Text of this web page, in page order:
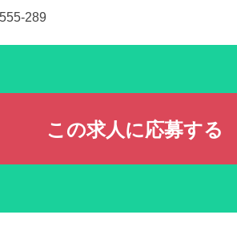
289
この求人に応募する